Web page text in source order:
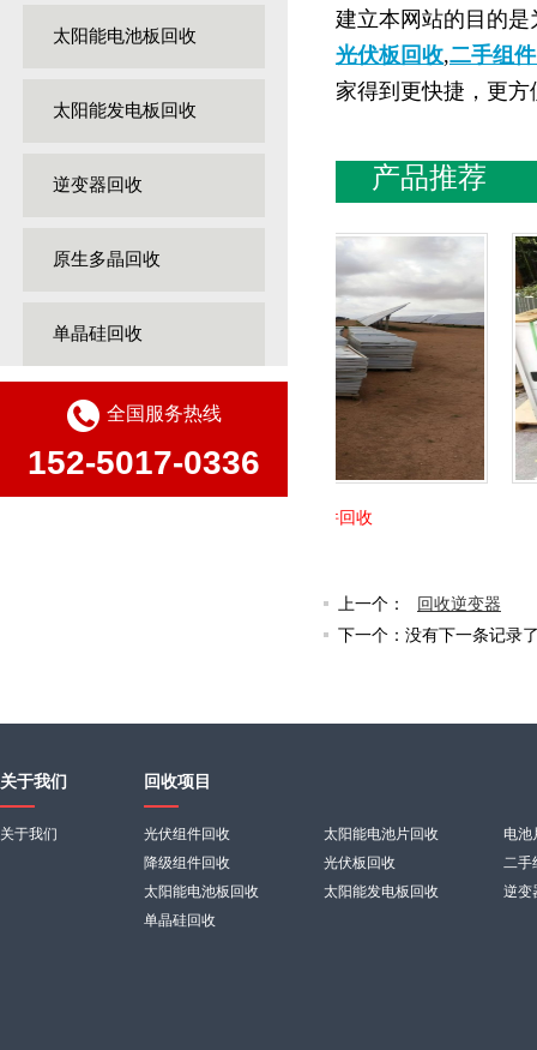
太阳能电池板回收
太阳能发电板回收
逆变器回收
原生多晶回收
单晶硅回收
全国服务热线
152-5017-0336
建立本网站的目的
光伏板回收,二手组
家得到更快捷，更
产品推荐
光伏组件回收
上一个：
回收逆变器
下一个：没有下一条记录
关于我们
关于我们
回收项目
光伏组件回收 太阳能电池片回收
电池
降级组件回收
光伏板回收
二手
太阳能电池板回收
太阳能发电板回收
逆变
单晶硅回收